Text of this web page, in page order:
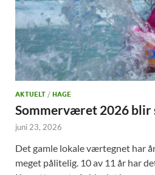
AKTUELT / HAGE
Sommerværet 2026
juni 23, 2026
Det gamle lokale værtegnet har
meget pålitelig. 10 av 11 år har